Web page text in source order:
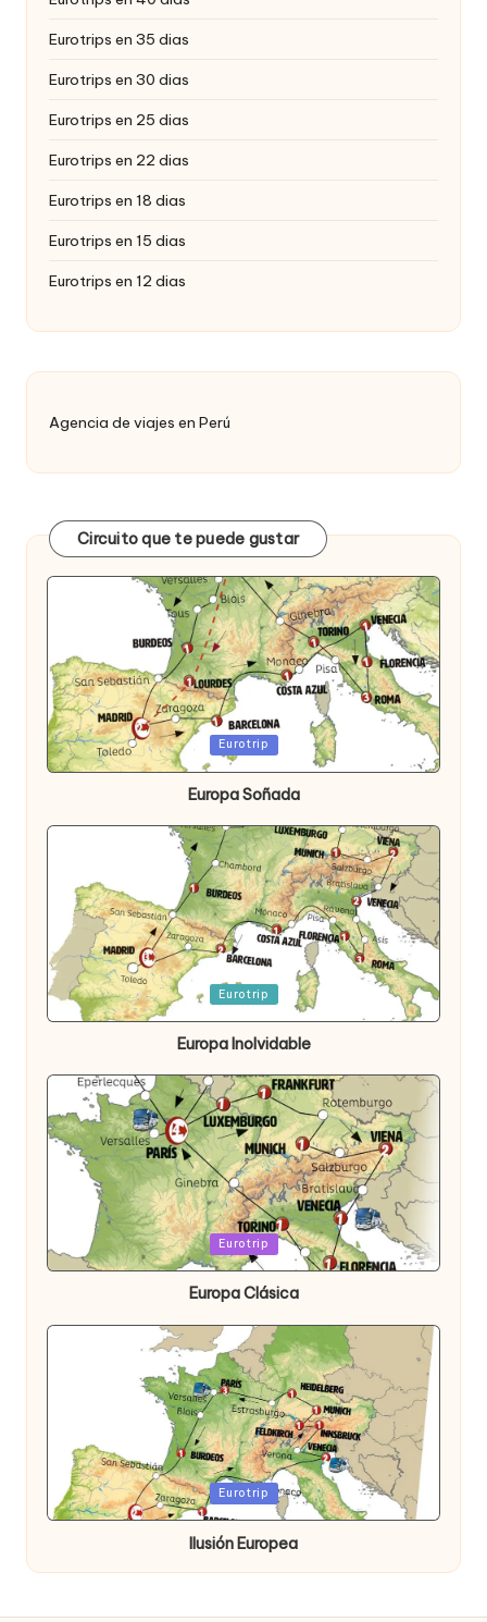
Eurotrips en 35 dias
Eurotrips en 30 dias
Eurotrips en 25 dias
Eurotrips en 22 dias
Eurotrips en 18 dias
Eurotrips en 15 dias
Eurotrips en 12 dias
Agencia de viajes en Perú
Circuito que te puede gustar
Publicada
en
Eurotrip
Europa Soñada
Publicada
Eurotrip
Europa Inolvidable
Publicada
en
Eurotrip
Europa Clásica
Publicada
en
Eurotrip
Ilusión Europea